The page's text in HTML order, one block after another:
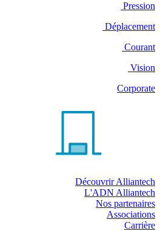
Pression
Déplacement
Courant
Vision
Corporate
Découvrir Alliantech
L'ADN Alliantech
Nos partenaires
Associations
Carrière